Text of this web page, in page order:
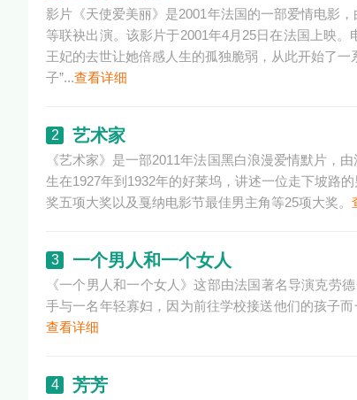
影片《天使爱美丽》是2001年法国的一部爱情电影
等联袂出演。该影片于2001年4月25日在法国上映
王妃的去世让她倍感人生的孤独脆弱，从此开始了
子”...查看详细
2 艺术家
《艺术家》是一部2011年法国黑白浪漫爱情默片，
生在1927年到1932年的好莱坞，讲述一位走下坡路
奖五项大奖以及戛纳电影节最佳男主角等25项大奖。
3 一个男人和一个女人
《一个男人和一个女人》这部由法国著名导演克劳
手与一名年轻寡妇，因为前往学校接送他们的孩子
查看详细
4 芳芳